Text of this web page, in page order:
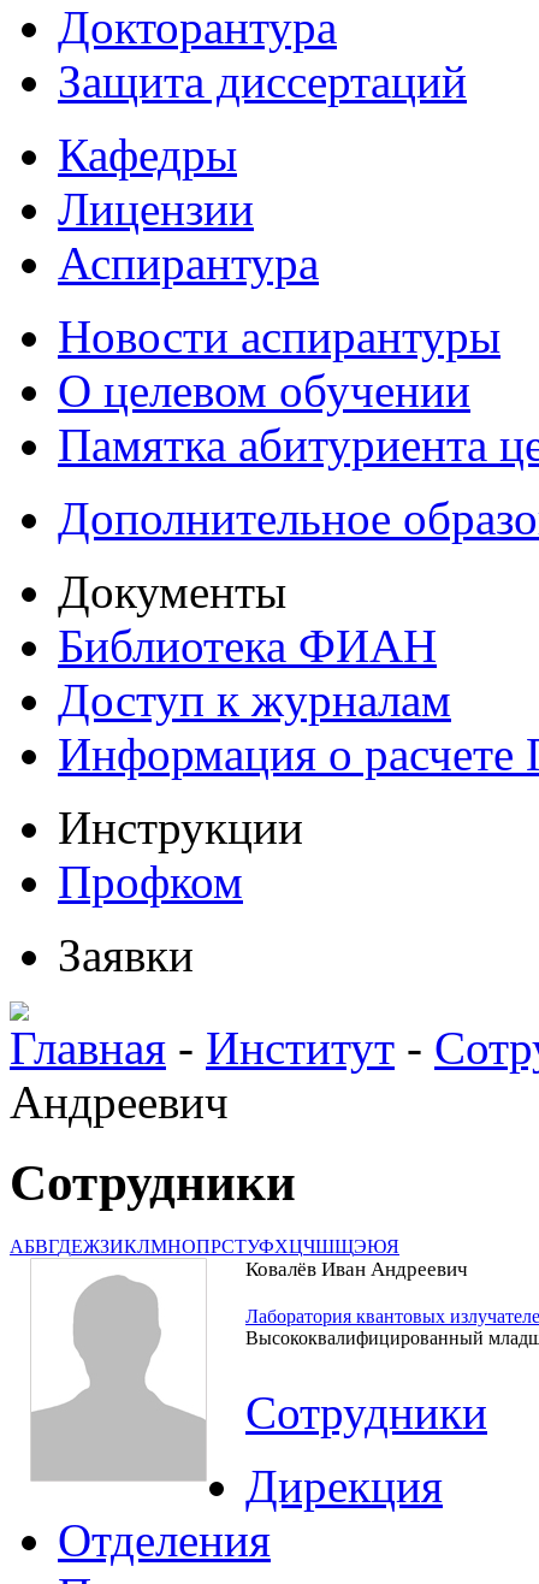
Докторантура
Защита диссертаций
Кафедры
Лицензии
Аспирантура
Новости аспирантуры
О целевом обучении
Памятка абитуриента
Дополнительное
Документы
Библиотека ФИАН
Доступ к журналам
Информация о
Инструкции
Профком
Заявки
Главная - Институт -
Андреевич
Сотрудники
АБВГДЕЖЗИКЛМНОПРСТУФХЦЧШЩЭЮЯ
Ковалёв Иван Андреевич
Лаборатория квантовых
Высококвалифицированный
Сотрудники
Дирекция
Отделения